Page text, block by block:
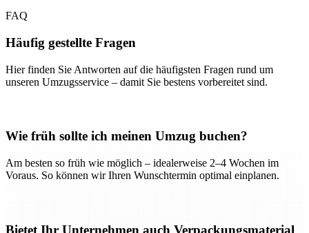
FAQ
Häufig gestellte Fragen
Hier finden Sie Antworten auf die häufigsten Fragen rund um
unseren Umzugsservice – damit Sie bestens vorbereitet sind.
Wie früh sollte ich meinen Umzug buchen?
Am besten so früh wie möglich – idealerweise 2–4 Wochen im
Voraus. So können wir Ihren Wunschtermin optimal einplanen.
Bietet Ihr Unternehmen auch Verpackungsmaterial